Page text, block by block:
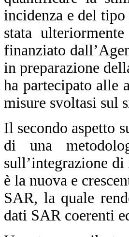
incidenza e del
stata
finanziato
in preparazione
ha partecipato alle
misure svoltasi sul
Il secondo aspetto
di una
sull’integrazione
è la nuova e
SAR, la quale
dati SAR coerenti